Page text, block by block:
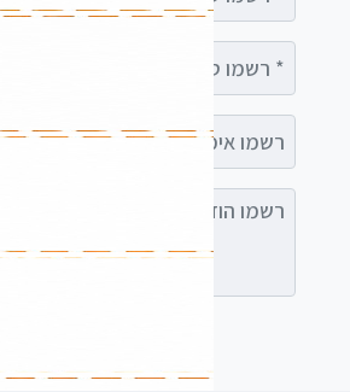
רשמו אימייל (אופציונלי)
רשמו הודעה (אופציונלי)